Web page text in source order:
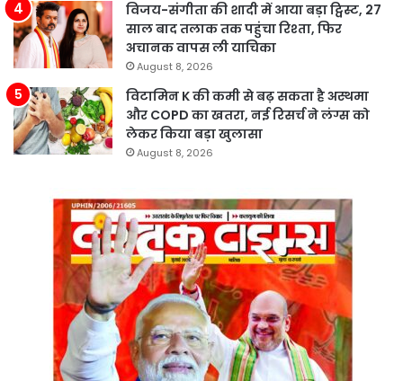
विजय-संगीता की शादी में आया बड़ा ट्विस्ट, 27
साल बाद तलाक तक पहुंचा रिश्ता, फिर
अचानक वापस ली याचिका
August 8, 2026
विटामिन K की कमी से बढ़ सकता है अस्थमा
और COPD का खतरा, नई रिसर्च ने लंग्स को
लेकर किया बड़ा खुलासा
August 8, 2026